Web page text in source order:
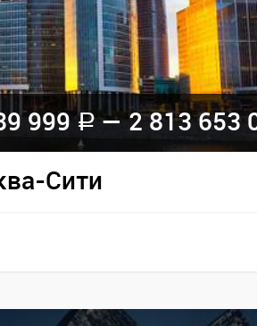
999a— 2 813 653
Сити